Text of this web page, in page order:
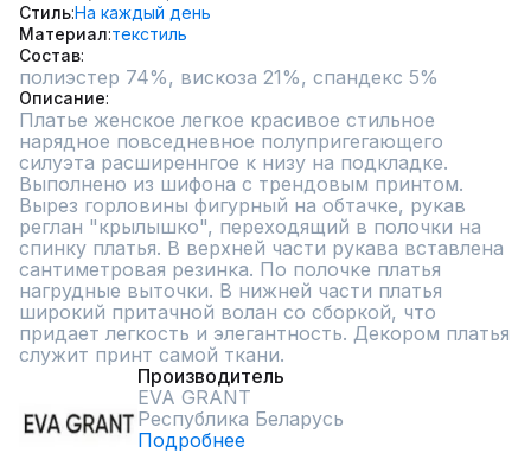
СтильНа каждый день
Материал текстиль
Состав
полиэстер 74%, вискоза 21%, спандекс 5%
Описание
Платье женское легкое красивое стильное
нарядное повседневное полупригегающего
силуэта расширеннгое к низу на подкладке.
Выполнено из шифона с трендовым принтом.
Вырез горловины фигурный на обтачке, рукав
реглан "крылышко", переходящий в полочки на
спинку платья. В верхней части рукава вставлена
сантиметровая резинка. По полочке платья
нагрудные выточки. В нижней части платья
широкий притачной волан со сборкой, что
придает легкость и элегантность. Декором платья
служит принт самой ткани.
Производитель
EVA GRANT
Республика Беларусь
Подробнее